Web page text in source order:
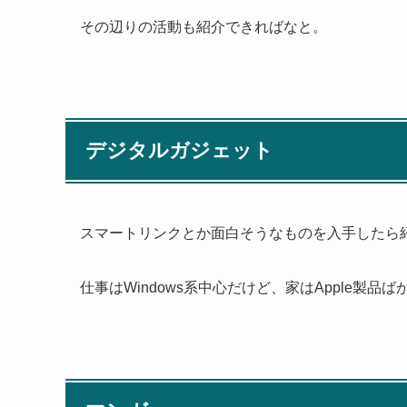
その辺りの活動も紹介できればなと。
デジタルガジェット
スマートリンクとか面白そうなものを入手したら
仕事はWindows系中心だけど、家はApple製品ばか